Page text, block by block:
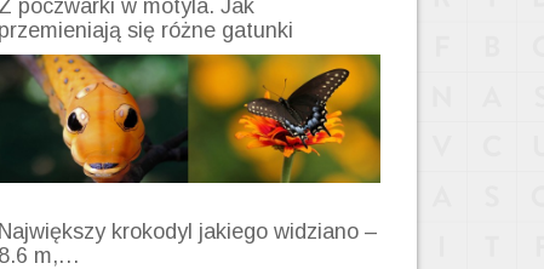
Z poczwarki w motyla. Jak
przemieniają się różne gatunki
Największy krokodyl jakiego widziano –
8.6 m,…